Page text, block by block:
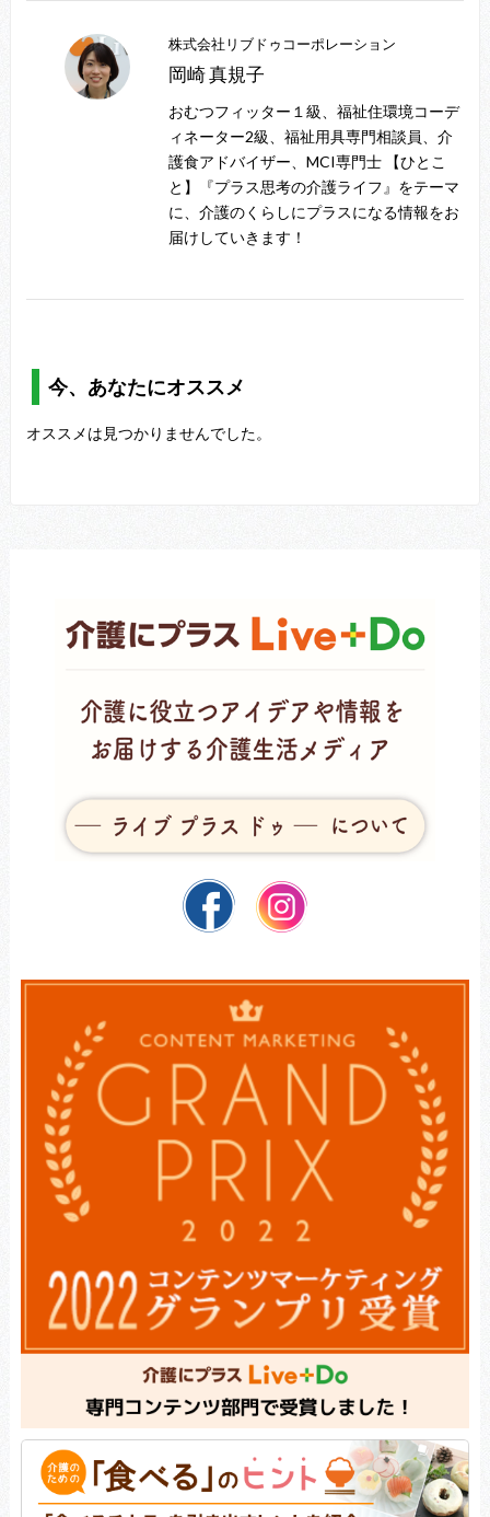
株式会社リブドゥコーポレーション
岡崎 真規子
おむつフィッター１級、福祉住環境コーデ
ィネーター2級、福祉用具専門相談員、介
護食アドバイザー、MCI専門士 【ひとこ
と】『プラス思考の介護ライフ』をテーマ
に、介護のくらしにプラスになる情報をお
届けしていきます！
今、あなたにオススメ
オススメは見つかりませんでした。